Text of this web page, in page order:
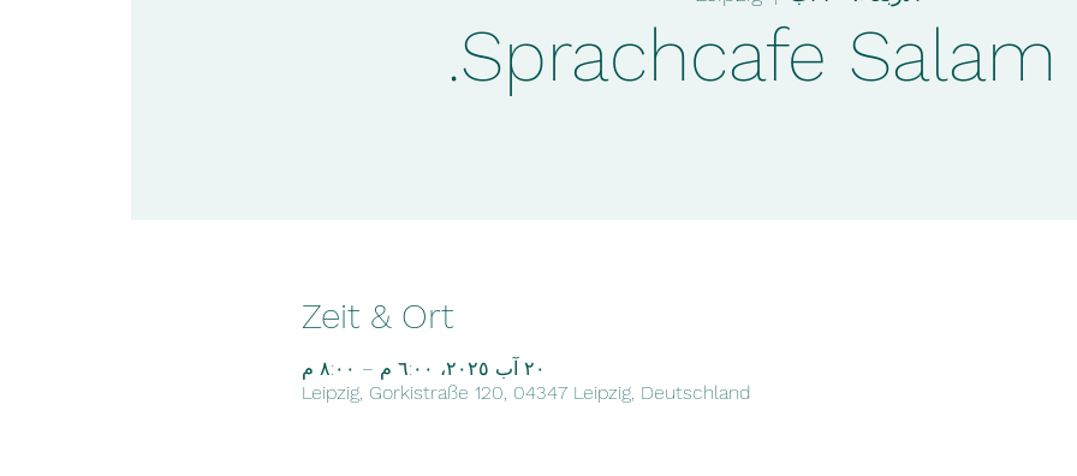
Sprachcafe Salam
Zeit & Ort
٢٠ آب ٢٠٢٥، ٦:٠٠ م – ٨:٠٠ م
Leipzig, Gorkistraße 120, 04347 Leipzig, Deutschland